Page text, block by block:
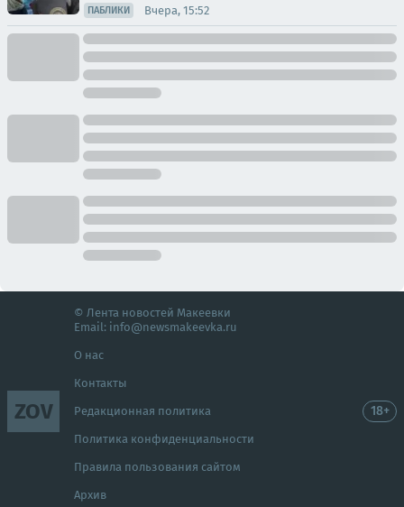
ПАБЛИКИ Вчера, 15:52
ZOV
© Лента новостей Макеевки
Email: info@newsmakeevka.ru
О нас
Контакты
Редакционная политика
Политика конфиденциальности
Правила пользования сайтом
Архив
18+